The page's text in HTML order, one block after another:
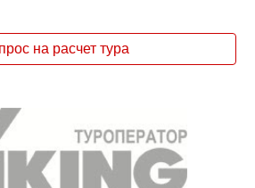
на расчет тура